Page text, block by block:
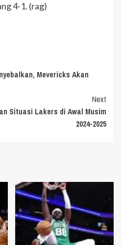
4-1. (rag)
Mevericks Akan
Next
Situasi Lakers di Awal Musim
2024-2025